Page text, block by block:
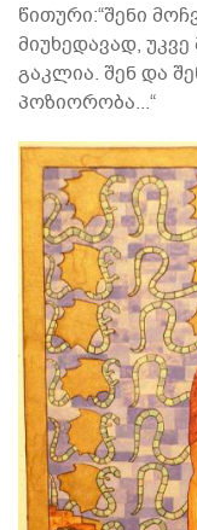
წითური:“შენი
მიუხედავად,
გაკლია. შენ და
პოზიორობა...“